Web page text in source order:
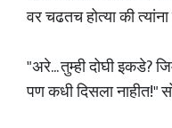
वर चढतच होत्या की
"अरे... तुम्ही दोघी इकडे?
पण कधी दिसला नाहीत!"